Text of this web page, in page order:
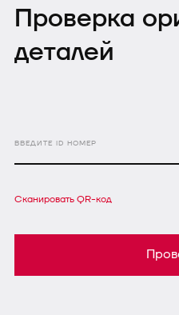
Проверка
деталей
ВВЕДИТЕ ID НОМЕР
Сканировать QR-код